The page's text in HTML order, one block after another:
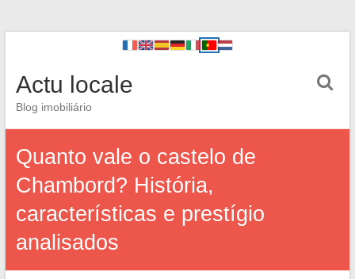
Actu locale
Blog imobiliário
Quanto vale o castelo de
Chambord? História,
características e prestígio
analisados